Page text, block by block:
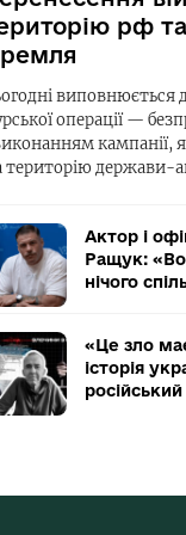
рф
виповнюється
операції —
кампанії,
територію держави-
Актор і
Ращук:
нічого
«Це зло
історія